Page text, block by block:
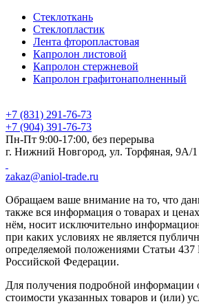
Стеклоткань
Стеклопластик
Лента фторопластовая
Капролон листовой
Капролон стержневой
Капролон графитонаполненный
+7 (831) 291-76-73
+7 (904) 391-76-73
Пн-Пт 9:00-17:00, без перерыва
г. Нижний Новгород, ул. Торфяная, 9А/1
zakaz@aniol-trade.ru
Обращаем ваше внимание на то, что
также вся информация о товарах и
нём, носит исключительно
при каких условиях не является
определяемой положениями Статьи 437
Российской Федерации.
Для получения подробной информации
стоимости указанных товаров и (или)